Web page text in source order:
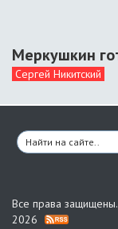
Меркушкин
Сергей Никитский
Все права
2026